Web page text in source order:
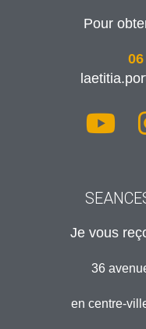
Pour
Je vous
36
en centre-